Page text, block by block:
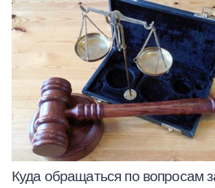
Куда обращаться по вопросам